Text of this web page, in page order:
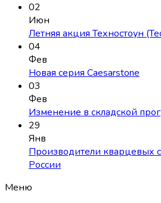
02
Июн
Летняя акция Техностоун
04
Фев
Новая серия Caesarstone
03
Фев
Изменение в складской
29
Янв
Производители кварцевых
России
Меню